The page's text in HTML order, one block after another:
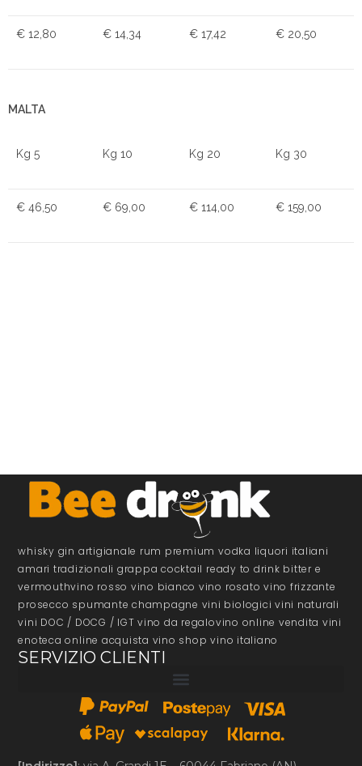
€ 12,80 € 14,34 € 17,42 € 20,50
MALTA
Kg 5 Kg 10 Kg 20 Kg 30
€ 46,50 € 69,00 € 114,00 € 159,00
whisky gin artigianale rum premium vodka liquori italiani
amari tradizionali grappa cocktail ready to drink bitter e
vermouthvino rosso vino bianco vino rosato vino frizzante
prosecco spumante champagne vini biologici vini naturali
vini DOC / DOCG / IGT vino da regalovino online vendita vini
enoteca online acquista vino shop vino italiano
SERVIZIO CLIENTI